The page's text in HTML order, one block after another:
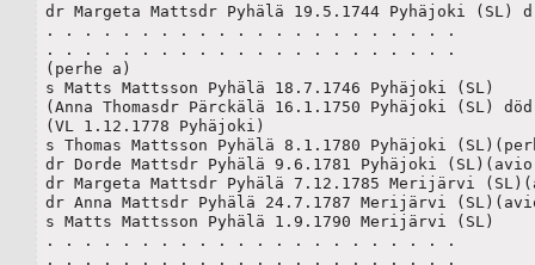
dr Margeta Mattsdr Pyhälä 19.5.1744 Pyhäjoki (SL)
. . . . . . . . . . . . . . . . . . . . . .
. . . . . . . . . . . . . . . . . . . . . .
(perhe a)
s Matts Mattsson Pyhälä 18.7.1746 Pyhäjoki (SL)
(Anna Thomasdr Pärckälä 16.1.1750 Pyhäjoki (SL)
(VL 1.12.1778 Pyhäjoki)
s Thomas Mattsson Pyhälä 8.1.1780 Pyhäjoki
dr Dorde Mattsdr Pyhälä 9.6.1781 Pyhäjoki
dr Margeta Mattsdr Pyhälä 7.12.1785 Merijärvi
dr Anna Mattsdr Pyhälä 24.7.1787 Merijärvi
s Matts Mattsson Pyhälä 1.9.1790 Merijärvi (SL)
. . . . . . . . . . . . . . . . . . . . . .
. . . . . . . . . . . . . . . . . . . . . .